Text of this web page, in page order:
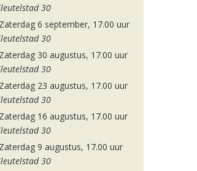
30
Zaterdag 6 september, 17.00 uur
30
Zaterdag 30 augustus, 17.00 uur
30
Zaterdag 23 augustus, 17.00 uur
30
Zaterdag 16 augustus, 17.00 uur
30
Zaterdag 9 augustus, 17.00 uur
30